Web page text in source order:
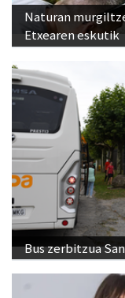
Naturan
Etxearen eskutik
Bus zerbitzua